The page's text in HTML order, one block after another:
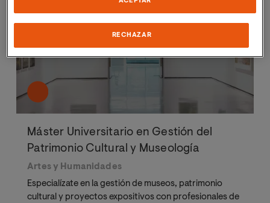
Plazas limitadas
Máster Universitario en Gestión del
Patrimonio Cultural y Museología
Artes y Humanidades
Especialízate en la gestión de museos, patrimonio
cultural y proyectos expositivos con profesionales de
RECHAZAR